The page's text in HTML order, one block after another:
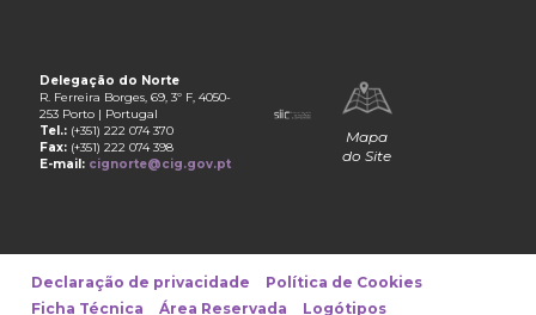
Delegação do Norte
R. Ferreira Borges, 69, 3º F, 4050-
253 Porto | Portugal
Tel.: (+351) 222 074 370
Fax: (+351) 222 074 398
E-mail: cignorte@cig.gov.pt
Mapa
do Site
Declaração de privacidade
Política de Cookies
Ficha Técnica
Área Reservada Logótipos